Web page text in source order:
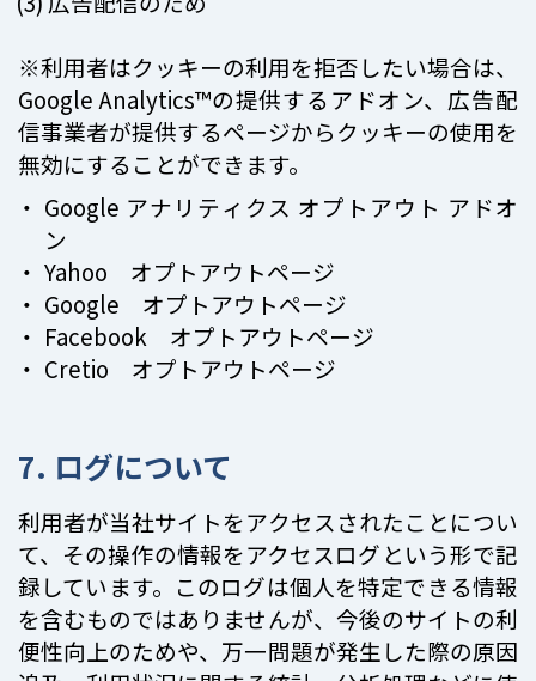
※利用者はクッキーの利用を拒否したい場合は、
Google Analytics™の提供するアドオン、広告配
信事業者が提供するページからクッキーの使用を
無効にすることができます。
Google アナリティクス オプトアウト アドオ
ン
Yahoo オプトアウトページ
Google オプトアウトページ
Facebook オプトアウトページ
Cretio オプトアウトページ
7. ログについて
利用者が当社サイトをアクセスされたことについ
て、その操作の情報をアクセスログという形で記
録しています。このログは個人を特定できる情報
を含むものではありませんが、今後のサイトの利
便性向上のためや、万一問題が発生した際の原因